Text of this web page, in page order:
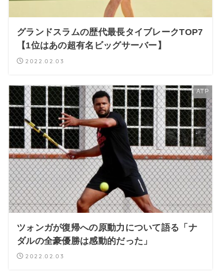
グランドスラムの歴代最長タイブレークTOP7
【1位はあの超有名ビッグサーバー】
2022.02.03
ATP
ツォンガが復帰への原動力について語る「ナ
ダルの全豪優勝は感動的だった」
2022.02.03